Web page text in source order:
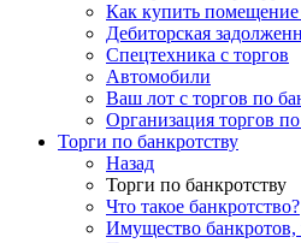
Как купить помещение
Дебиторская
Спецтехника с торгов
Автомобили
Ваш лот с торгов по
Организация торгов
Торги по банкротству
Назад
Торги по банкротству
Что такое банкротство?
Имущество банкротов,